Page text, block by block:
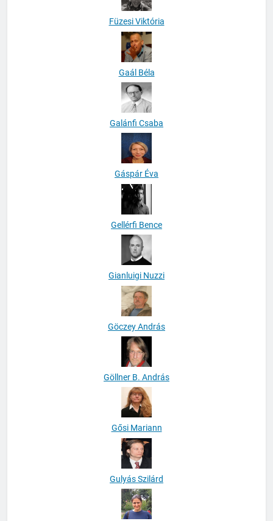
Füzesi Viktória
Gaál Béla
Galánfi Csaba
Gáspár Éva
Gellérfi Bence
Gianluigi Nuzzi
Göczey András
Göllner B. András
Gősi Mariann
Gulyás Szilárd